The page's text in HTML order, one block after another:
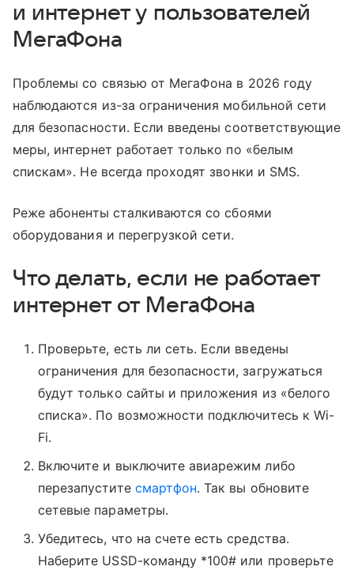
и интернет у пользователей
МегаФона
Проблемы со связью от МегаФона в 2026 году
наблюдаются из-за ограничения мобильной сети
для безопасности. Если введены соответствующие
меры, интернет работает только по «белым
спискам». Не всегда проходят звонки и SMS.
Реже абоненты сталкиваются со сбоями
оборудования и перегрузкой сети.
Что делать, если не работает
интернет от МегаФона
Проверьте, есть ли сеть. Если введены
ограничения для безопасности, загружаться
будут только сайты и приложения из «белого
списка». По возможности подключитесь к Wi-
Fi.
Включите и выключите авиарежим либо
перезапустите смартфон. Так вы обновите
сетевые параметры.
Убедитесь, что на счете есть средства.
Наберите USSD-команду *100# или проверьте